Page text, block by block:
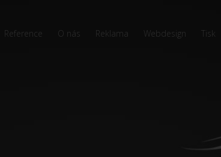
Reference O nás Reklama Webdesign Tisk